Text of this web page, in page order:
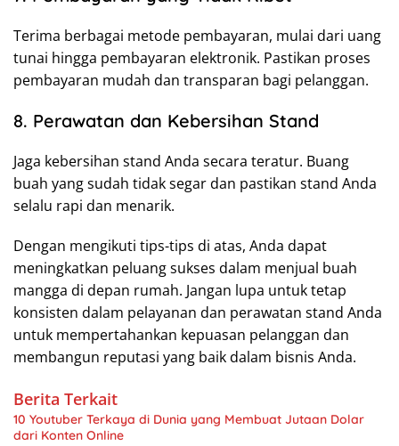
Terima berbagai metode pembayaran, mulai dari uang
tunai hingga pembayaran elektronik. Pastikan proses
pembayaran mudah dan transparan bagi pelanggan.
8. Perawatan dan Kebersihan Stand
Jaga kebersihan stand Anda secara teratur. Buang
buah yang sudah tidak segar dan pastikan stand Anda
selalu rapi dan menarik.
Dengan mengikuti tips-tips di atas, Anda dapat
meningkatkan peluang sukses dalam menjual buah
mangga di depan rumah. Jangan lupa untuk tetap
konsisten dalam pelayanan dan perawatan stand Anda
untuk mempertahankan kepuasan pelanggan dan
membangun reputasi yang baik dalam bisnis Anda.
Berita Terkait
10 Youtuber Terkaya di Dunia yang Membuat Jutaan Dolar
dari Konten Online